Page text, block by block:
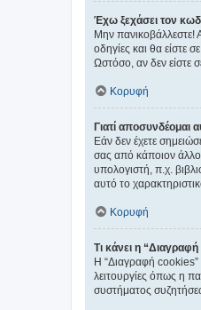
Έχω ξεχάσει τον
Μην πανικοβάλλεστε!
οδηγίες και θα είστε
Ωστόσο, αν δεν είστε
Κορυφή
Γιατί αποσυνδέομαι
Εάν δεν έχετε
σας από κάποιον άλλο.
υπολογιστή, π.χ.
αυτό το
Κορυφή
Τι κάνει η
Η “Διαγραφή cookies”
λειτουργίες όπως η
συστήματος